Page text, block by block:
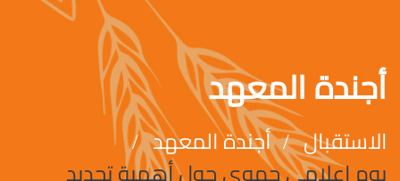
أجندة المعهد
الاستقبال
أجندة المعهد
يوم اعلامي جهوي حول أهمية تحديد